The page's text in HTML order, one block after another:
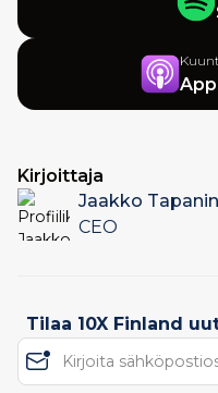
Kirjoittaja
Jaakko
CEO
Tilaa 10X Finland